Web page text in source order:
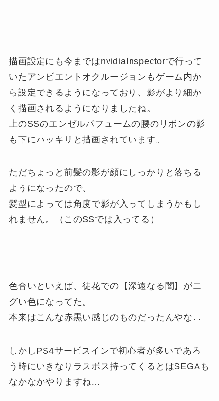
描画設定にも今まではnvidiaInspectorで行って
いたアンビエントオクルージョンもゲーム内か
ら設定できるようになっており、影がより細か
く描画されるようになりましたね。
上のSSのエンゼルパフュームの腰のリボンの影
も下にハッキリと描画されています。
ただちょっと前髪の影が顔にしっかりと落ちる
ようになったので、
髪型によっては角度で影が入ってしまうかもし
れません。（このSSでは入ってる）
色合いといえば、徒花での【深遠なる闇】がエ
グい色になってた。
本来はこんな赤黒い感じのものだったんやな…
しかしPS4サービスインで初心者が多いであろ
う時にいきなりラスボス持ってくるとはSEGAも
なかなかやりますね…